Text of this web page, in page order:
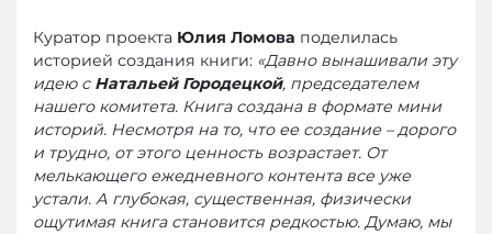
Куратор проекта Юлия Ломова поделилась
историей создания книги: «Давно вынашивали эту
идею с Натальей Городецкой, председателем
нашего комитета. Книга создана в формате мини
историй. Несмотря на то, что ее создание – дорого
и трудно, от этого ценность возрастает. От
мелькающего ежедневного контента все уже
устали. А глубокая, существенная, физически
ощутимая книга становится редкостью. Думаю, мы